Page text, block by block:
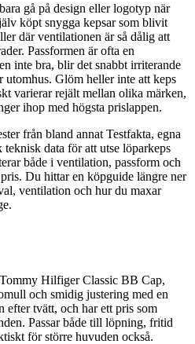
gå på design eller logotyp när
köpt snygga kepsar som blivit
där ventilationen är så dålig att
Passformen är ofta en
inte bra, blir det snabbt irriterande
utomhus. Glöm heller inte att keps
varierar rejält mellan olika märken,
ihop med högsta prislappen.
från bland annat Testfakta, egna
teknisk data för att utse löparkeps
både i ventilation, passform och
Du hittar en köpguide längre ner
ventilation och hur du maxar
Hilfiger Classic BB Cap,
och smidig justering med en
efter tvätt, och har ett pris som
Passar både till löpning, fritid
för större huvuden också.